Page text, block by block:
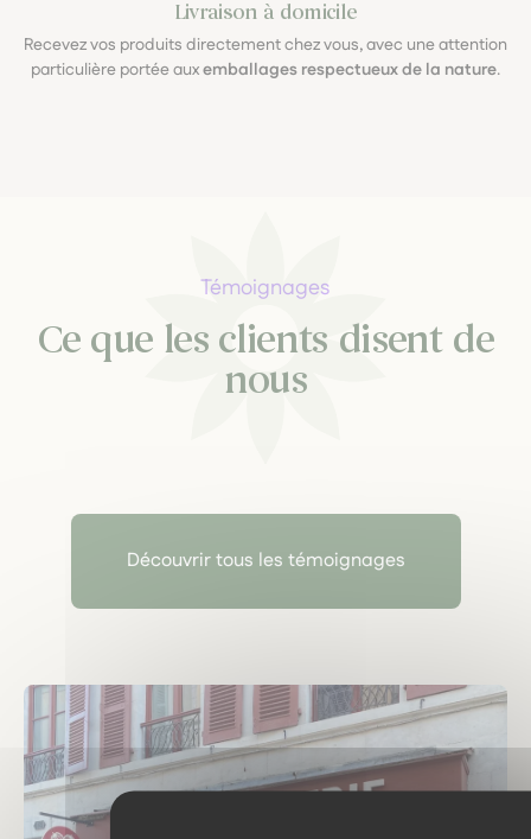
Livraison à domicile
Recevez vos produits directement chez vous, avec une attention
particulière portée auxemballages respectueux de la nature.
Témoignages
Ce que les clients disent de
nous
Découvrir tous les témoignages